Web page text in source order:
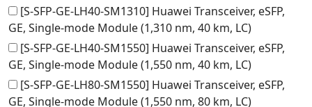
[S-SFP-GE-LH40-SM1310] Huawei Transceiver, eSFP,
GE, Single-mode Module (1,310 nm, 40 km, LC)
[S-SFP-GE-LH40-SM1550] Huawei Transceiver, eSFP,
GE, Single-mode Module (1,550 nm, 40 km, LC)
[S-SFP-GE-LH80-SM1550] Huawei Transceiver, eSFP,
GE, Single-mode Module (1,550 nm, 80 km, LC)